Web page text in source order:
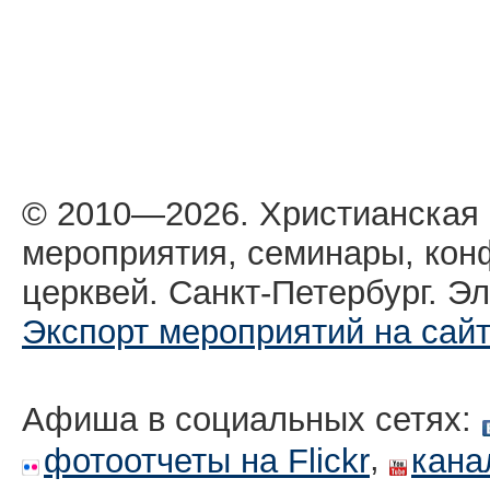
© 2010—2026.
мероприятия, семинары,
церквей. Санкт-Петербург.
Экспорт мероприятий на сайт
Афиша в социальных сетях:
фотоотчеты на Flickr,